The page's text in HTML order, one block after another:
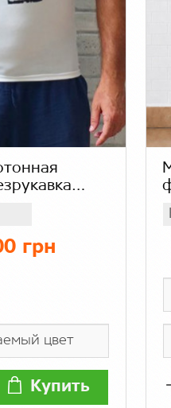
синий),
грн
Купить